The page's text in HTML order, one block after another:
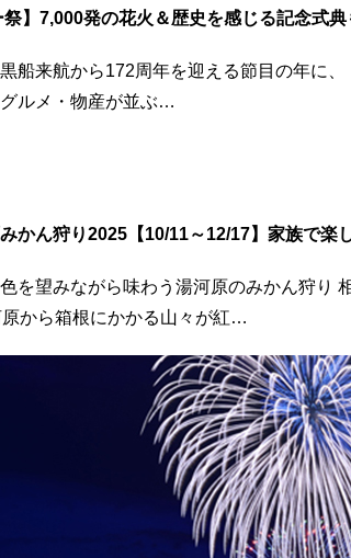
祭】7,000発の花火＆歴史を感じる記念式
船来航から172周年を迎える節目の年に
ルメ・物産が並ぶ…
かん狩り2025【10/11～12/17】家族で楽
を望みながら味わう湯河原のみかん狩り
から箱根にかかる山々が紅…